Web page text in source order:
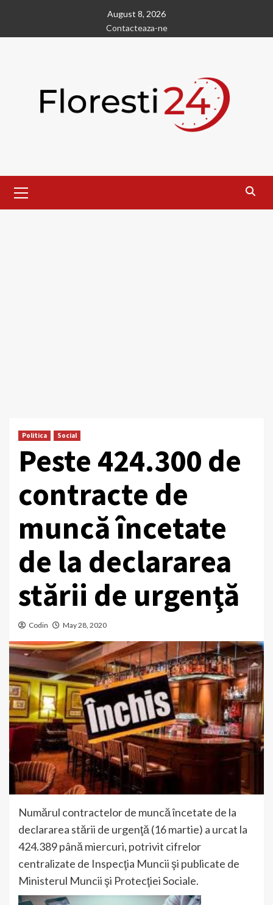
content
August 8, 2026
Contacteaza-ne
Menu
Politica Social
Peste 424.300 de
contracte de
muncă încetate
de la declararea
stării de urgenţă
Codin May 28, 2020
Numărul contractelor de muncă încetate de la
declararea stării de urgenţă (16 martie) a urcat la
424.389 până miercuri, potrivit cifrelor
centralizate de Inspecţia Muncii şi publicate de
Ministerul Muncii şi Protecţiei Sociale.